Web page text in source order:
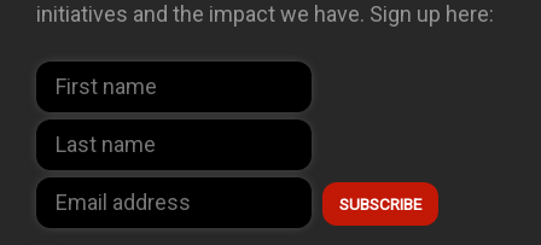
initiatives and the impact we have. Sign up here: